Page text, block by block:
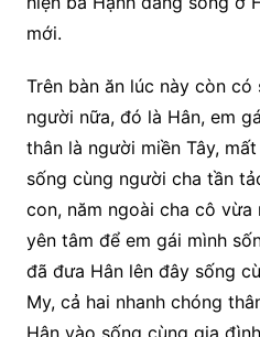
mới.
Trên bàn ăn lúc này còn
người nữa, đó là Hân, em
thân là người miền Tây,
sống cùng người cha tần
con, năm ngoài cha cô
yên tâm để em gái mình
đã đưa Hân lên đây sống
My, cả hai nhanh chóng
Hân vào sống cùng gia